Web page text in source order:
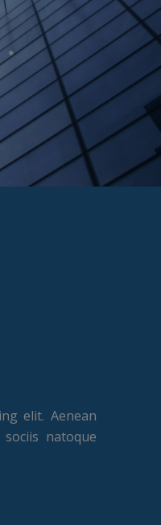
elit. Aenean
natoque